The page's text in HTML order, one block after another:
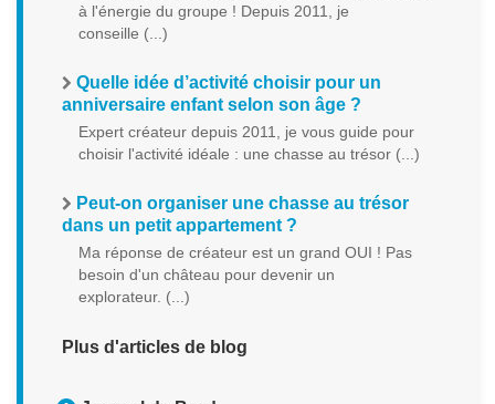
à l'énergie du groupe ! Depuis 2011, je
conseille (...)
Quelle idée d’activité choisir pour un
anniversaire enfant selon son âge ?
Expert créateur depuis 2011, je vous guide pour
choisir l'activité idéale : une chasse au trésor (...)
Peut-on organiser une chasse au trésor
dans un petit appartement ?
Ma réponse de créateur est un grand OUI ! Pas
besoin d'un château pour devenir un
explorateur. (...)
Plus d'articles de blog